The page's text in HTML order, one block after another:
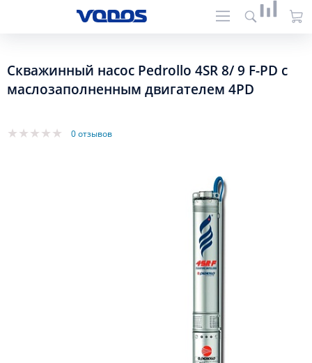
Скважинный насос Pedrollo 4SR 8/ 9 F-PD с
маслозаполненным двигателем 4PD
0 отзывов